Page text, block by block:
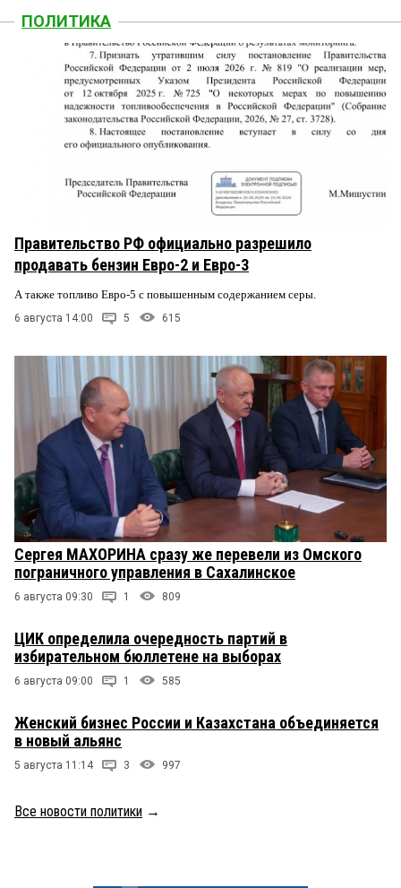
ПОЛИТИКА
Правительство РФ официально разрешило
продавать бензин Евро-2 и Евро-3
А также топливо Евро-5 с повышенным содержанием серы.
6 августа 14:00 5 615
Сергея МАХОРИНА сразу же перевели из Омского
пограничного управления в Сахалинское
6 августа 09:30 1 809
ЦИК определила очередность партий в
избирательном бюллетене на выборах
6 августа 09:00 1 585
Женский бизнес России и Казахстана объединяется
в новый альянс
5 августа 11:14 3 997
Все новости политики →